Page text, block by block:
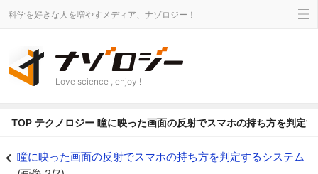
科学を好きな人を増やすメディア、ナゾロジー！
Love science , enjoy !
TOP テクノロジー 瞳に映った画面の反射でスマホの持ち方を判定
瞳に映った画面の反射でスマホの持ち方を判定するシステム